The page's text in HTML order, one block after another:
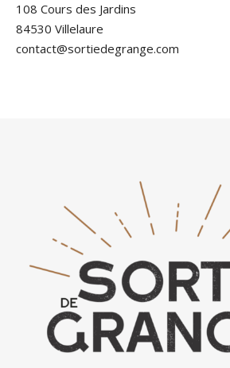
108 Cours des Jardins
84530 Villelaure
contact@sortiedegrange.com